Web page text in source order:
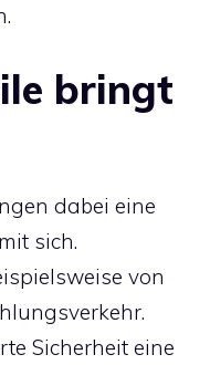
bringt
dabei eine
sich.
von
Sicherheit eine